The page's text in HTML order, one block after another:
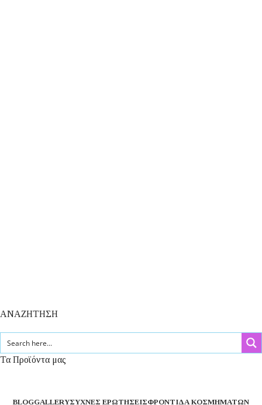
ΑΝΑΖΗΤΗΣΗ
Τα Προϊόντα μας
BLOGGALLERYΣΥΧΝΈΣ ΕΡΩΤΉΣΕΙΣΦΡΟΝΤΊΔΑ ΚΟΣΜΗΜΆΤΩΝ